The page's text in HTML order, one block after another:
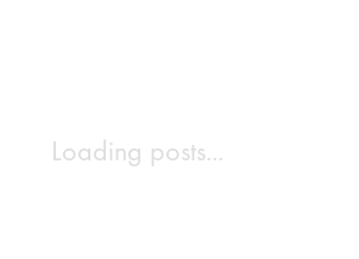
Loading posts...